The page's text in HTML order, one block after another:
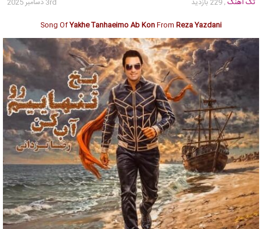
Song OfYakhe Tanhaeimo Ab KonFrom Reza Yazdani